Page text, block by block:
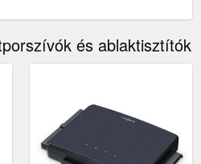
és ablaktisztítók